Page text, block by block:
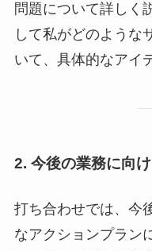
問題について詳しく
して私がどのような
いて、具体的なアイ
2. 今後の業務に向
打ち合わせでは、今
なアクションプラン